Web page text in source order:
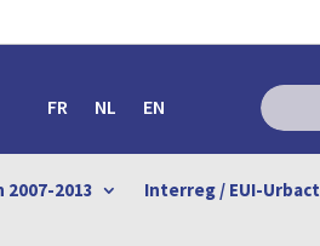
FR NL EN
2013 Interreg / EUI-Urbact